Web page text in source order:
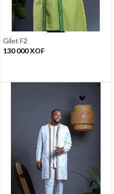
Gilet F2
130 000XOF